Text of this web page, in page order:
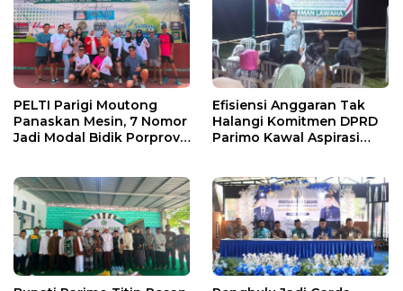
PELTI Parigi Moutong
Panaskan Mesin, 7 Nomor
Jadi Modal Bidik Porprov
Efisiensi Anggaran Tak
Halangi Komitmen DPRD
Parimo Kawal Aspirasi